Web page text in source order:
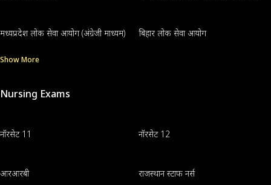
मध्यप्रदेश लोक सेवा आयोग (अंग्रेजी माध्यम) बिहार लोक सेवा आयोग
Show More
Nursing Exams
नॉरसेट 11 नॉरसेट 12
आरआरबी राजस्थान स्टाफ नर्स